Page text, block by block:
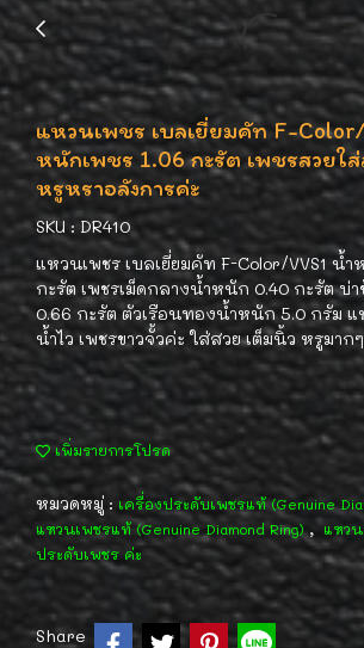
แหวนเพชร เบลเยี่ยมคัท F-
หนักเพชร 1.06 กะรัต เพชรสวยใ
หรูหราอลังการค่ะ
SKU : DR410
แหวนเพชร เบลเยี่ยมคัท F-Color/VVS1 น้ำ
กะรัต เพชรเม็ดกลางน้ำหนัก 0.40 กะรัต บ่
0.66 กะรัต ตัวเรือนทองน้ำหนัก 5.0 กรัม แ
น้ำไว เพชรขาวจั้วค่ะ ใส่สวย เต็มนิ้ว หรูมาก
เพิ่มรายการโปรด
หมวดหมู่ : เครื่องประดับเพชรแท้ (Genuine
แหวนเพชรแท้ (Genuine Diamond Ring) , แหว
ประดับเพชร ค่ะ
Share